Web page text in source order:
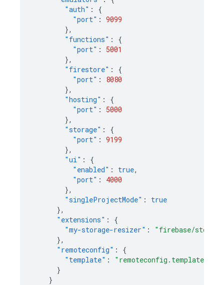
"auth" :
{
"port" : 9099
},
"functions" :
{
"port" :
5001
},
"firestore" :
{
"port" :
8080
},
"hosting" :
{
"port" :
5000
},
"storage" :
{
"port" : 9199
},
"ui" :
{
"enabled" : true,
"port" :
4000
},
"singleProjectMode" :
true
},
"extensions" :
{
"my-storage-resizer" :
"firebase/
},
"remoteconfig" :
{
"template" :
}
}